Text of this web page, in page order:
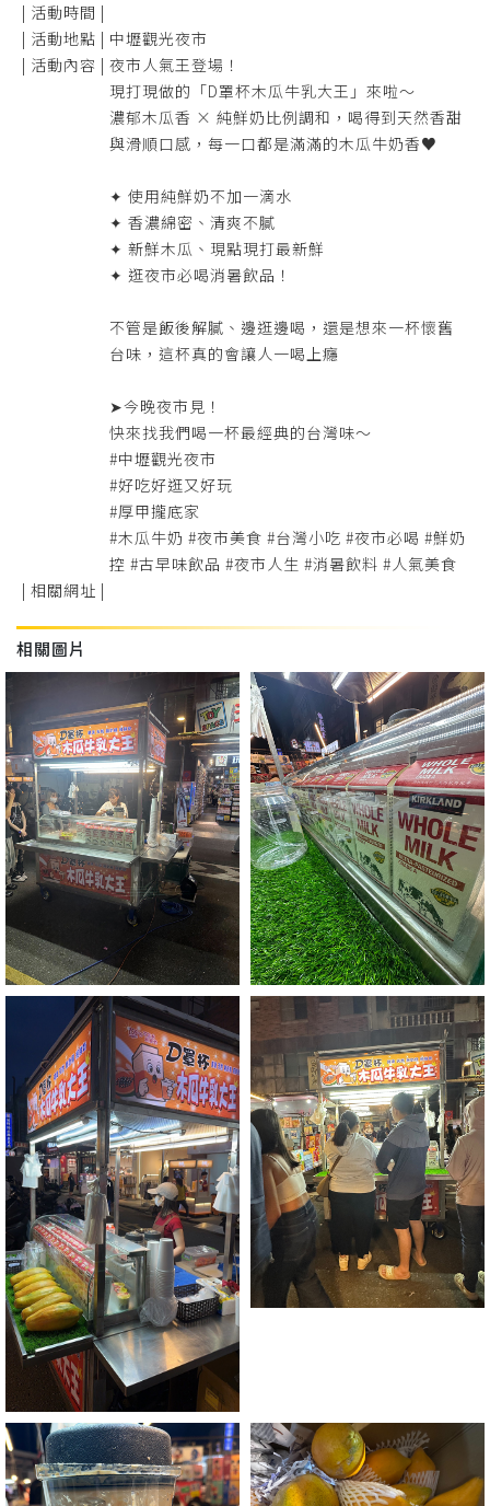
| 活動時間 |
| 活動地點 | 中壢觀光夜市
| 活動內容 | 夜市人氣王登場！
現打現做的「D罩杯木瓜牛乳大王」來啦～
濃郁木瓜香 × 純鮮奶比例調和，喝得到天然香甜
與滑順口感，每一口都是滿滿的木瓜牛奶香♥
✦ 使用純鮮奶不加一滴水
✦ 香濃綿密、清爽不膩
✦ 新鮮木瓜、現點現打最新鮮
✦ 逛夜市必喝消暑飲品！
不管是飯後解膩、邊逛邊喝，還是想來一杯懷舊
台味，這杯真的會讓人一喝上癮
➤今晚夜市見！
快來找我們喝一杯最經典的台灣味～
#中壢觀光夜市
#好吃好逛又好玩
#厚甲攏底家
#木瓜牛奶 #夜市美食 #台灣小吃 #夜市必喝 #鮮奶
控 #古早味飲品 #夜市人生 #消暑飲料 #人氣美食
| 相關網址 |
相關圖片